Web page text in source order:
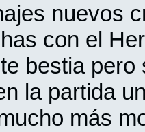
nuevos
con el
bestia
la partida
más